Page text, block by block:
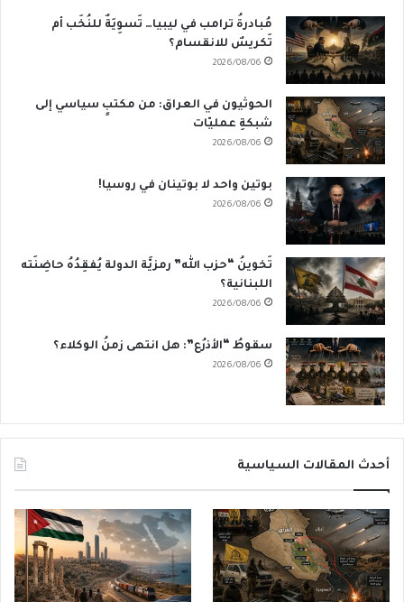
مُبادرةُ ترامب في ليبيا… تَسوِيَةٌ للنُخَب أم
تَكريسٌ للانقسام؟
2026/08/06
الحوثيون في العراق: من مكتبٍ سياسي إلى
شبكةِ عمليّات
2026/08/06
بوتين واحد لا بوتينان في روسيا!
2026/08/06
تَخوينُ “حزب الله” رمزيَّة الدولة يُفقِدُهُ حاضِنَته
اللبنانية؟
2026/08/06
سقوطُ “الأذرُع”: هل انتهى زمنُ الوكلاء؟
2026/08/06
أحدث المقالات السياسية